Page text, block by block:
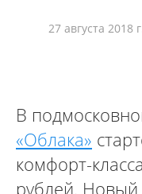
27 августа 2018
В
«Облака»
комфорт-
рублей.